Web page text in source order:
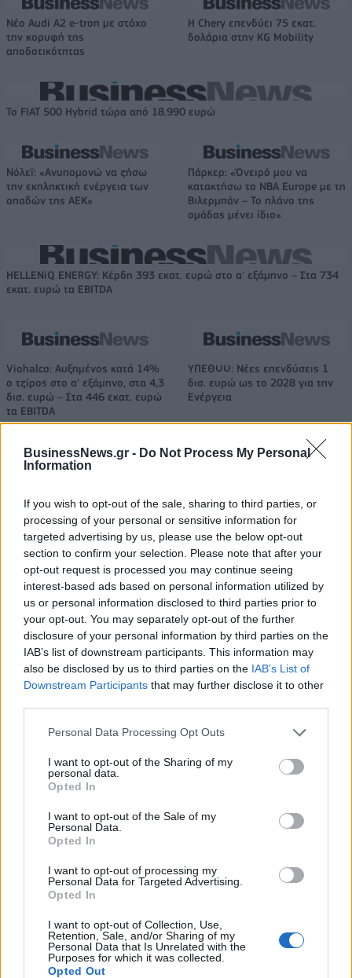
BusinessNews.gr - Do Not Process My Personal
Information
If you wish to opt-out of the sale, sharing to third parties, or
processing of your personal or sensitive information for
targeted advertising by us, please use the below opt-out
section to confirm your selection. Please note that after your
opt-out request is processed you may continue seeing
interest-based ads based on personal information utilized by
us or personal information disclosed to third parties prior to
your opt-out. You may separately opt-out of the further
disclosure of your personal information by third parties on the
IAB’s list of downstream participants. This information may
also be disclosed by us to third parties on the IAB’s List of
Downstream Participants that may further disclose it to other
Personal Data Processing Opt Outs
I want to opt-out of the Sharing of my
personal data.
Opted In
I want to opt-out of the Sale of my
Personal Data.
Opted In
I want to opt-out of processing my
Personal Data for Targeted Advertising.
Opted In
I want to opt-out of Collection, Use,
Retention, Sale, and/or Sharing of my
Personal Data that Is Unrelated with the
Purposes for which it was collected.
Opted Out
Νέο Audi A2 e-tron με στόχο
την κορυφή της
αποδοτικότητας
Η Chery επενδύει 75 εκατ.
δολάρια στην KG Mobility
Το FIAT 500 Hybrid τώρα από 18.990 ευρώ
Νόλεϊ: «Ανυπομονώ να ζήσω
την εκπληκτική ενέργεια των
οπαδών της ΑΕΚ»
Πάρκερ: «Όνειρό μου να
κατακτήσω το ΝΒΑ Europe με τη
Βιλερμπάν – Το πλάνο της
ομάδας μένει ίδιο»
HELLENiQ ENERGY: Κέρδη 393 εκατ. ευρώ στο α' εξάμηνο – Στα 734
εκατ. ευρώ τα EBITDA
Viohalco: Αυξημένος κατά 14%
ο τζίρος στο α' εξάμηνο, στα 4,3
δισ. ευρώ – Στα 446 εκατ. ευρώ
τα EBITDA
ΥΠΕΘΟΟ: Νέες επενδύσεις 1
δισ. ευρώ ως το 2028 για την
Ενέργεια
Η συμφωνία Arval-Athlon αναδιαμορφώνει την αγορά leasing
VW: Η δύσκολη εξίσωση της
αναδιάρθρωσης
18η συνεχόμενη χρονιά για τον
ΟΤΕ στη διεθνή σειρά δεικτών
FTSE4Good
Alpha Bank: Για πρώτη φορά το Αρχαίο Θέατρο Επιδαύρου άνοιξε τις
πύλες του σε όλους
ESG Report 2025: Πώς η ΑΒ Βασιλόπουλος μετατρέπει τη
βιωσιμότητα σε καθημερινή πράξη
ΕΛΣΤΑΤ: Αύξηση 31,3%
στον αριθμό των νέων
αυτοκινήτων τον Αύγουστο